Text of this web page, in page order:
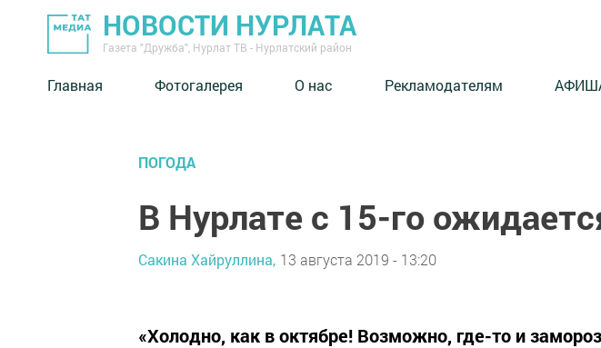
НОВОСТИ НУРЛАТА
Газета "Дружба", Нурлат ТВ - Нурлатский район
Главная Фотогалерея О нас Рекламодателям
ПОГОДА
В Нурлате с 15-го
Сакина Хайруллина, 13 августа 2019 - 13:20
«Холодно, как в октябре! Возможно, где-то и